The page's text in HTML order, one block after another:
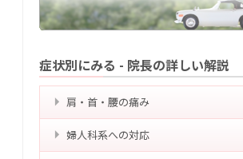
症状別にみる - 院長の詳しい解説
肩・首・腰の痛み
婦人科系への対応